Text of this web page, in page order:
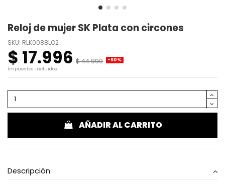
Reloj de mujer SK Plata con circones
SKU: RLK0088LO2
$ 17.996 $ 44.990 -60%
Impuestos incluidos
AÑADIR AL CARRITO
Descripción